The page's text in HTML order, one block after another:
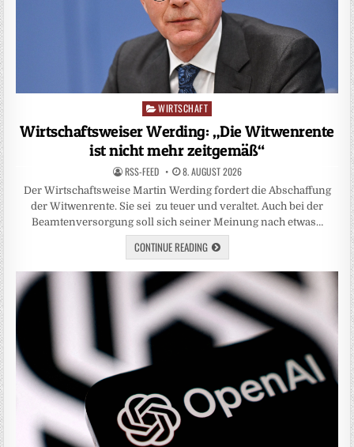
Posted
in
WIRTSCHAFT
Wirtschaftsweiser Werding: „Die Witwenrente
ist nicht mehr zeitgemäß“
RSS-FEED 8. AUGUST 2026
Der Wirtschaftsweise Martin Werding fordert die Abschaffung
der Witwenrente. Sie sei zu teuer und veraltet. Auch bei der
Beamtenversorgung soll sich seiner Meinung nach etwas…
CONTINUE READING